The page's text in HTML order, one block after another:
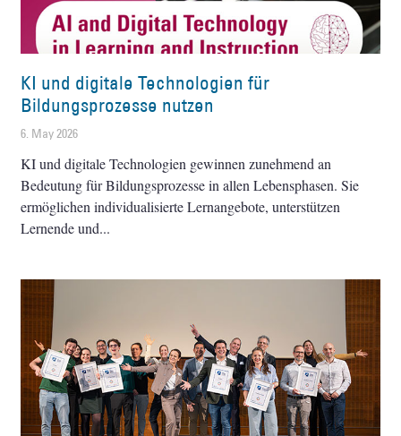
KI und digitale Technologien für
Bildungsprozesse nutzen
6. May 2026
KI und digitale Technologien gewinnen zunehmend an
Bedeutung für Bildungsprozesse in allen Lebensphasen. Sie
ermöglichen individualisierte Lernangebote, unterstützen
Lernende und